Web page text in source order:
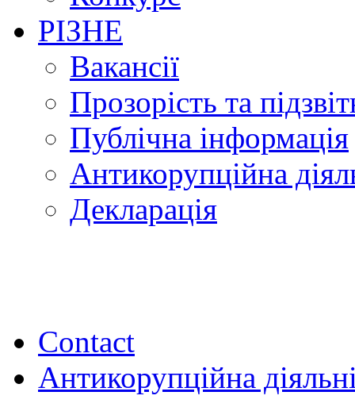
РІЗНЕ
Вакансії
Прозорість та
Публічна інформація
Антикорупційна
Декларація
Contact
Антикорупційна